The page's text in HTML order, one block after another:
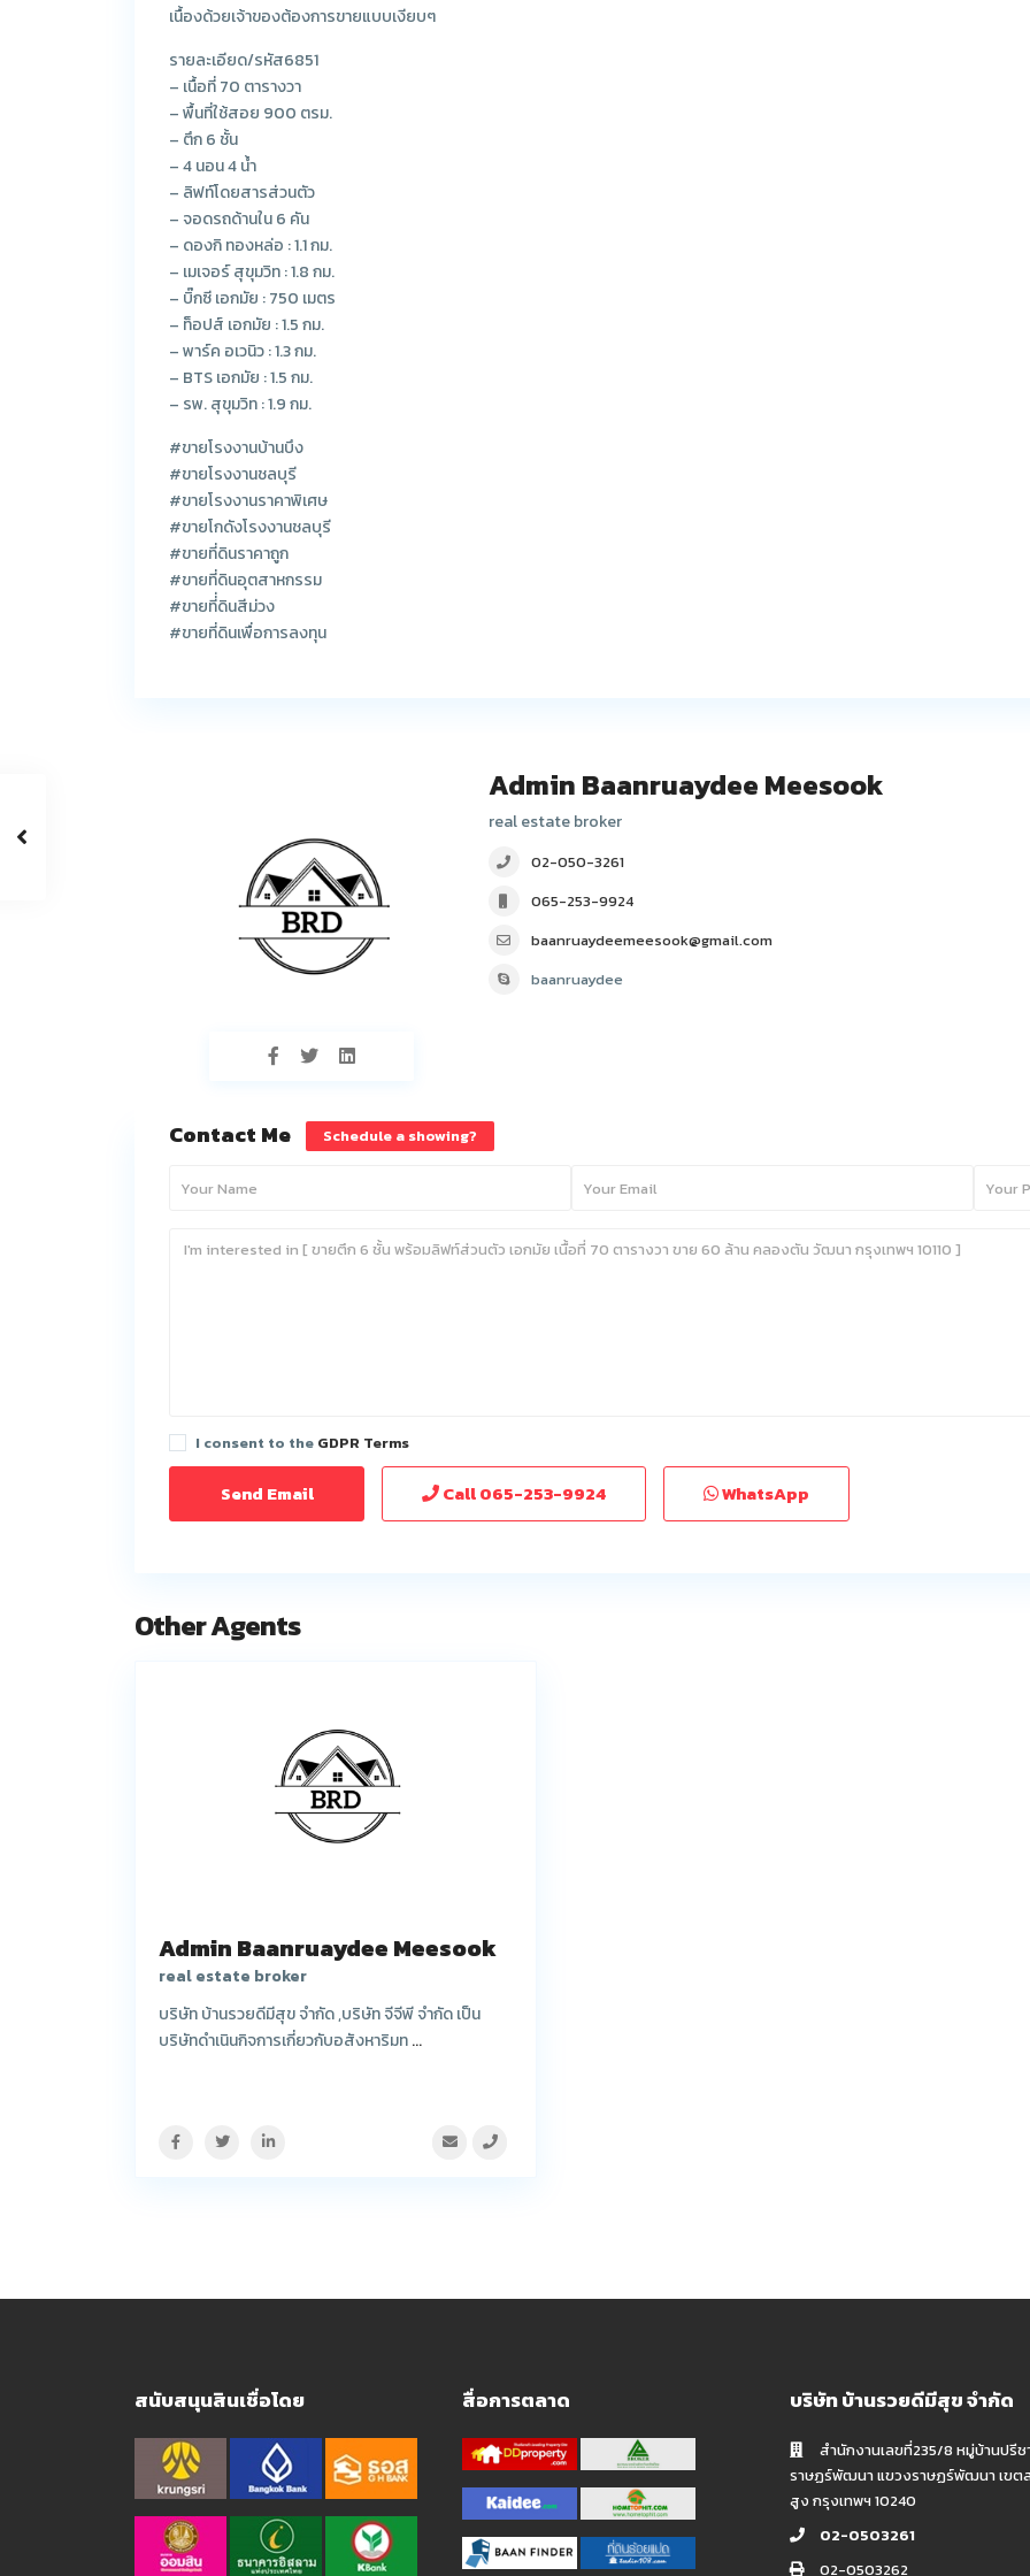
เนื้องด้วยเจ้าของต้องการขายแบบเงียบๆ
รายละเอียด/รหัส6851
– เนื้อที่ 70 ตารางวา
– พื้นที่ใช้สอย 900 ตรม.
– ตึก 6 ชั้น
– 4 นอน 4 น้ำ
– ลิฟท์โดยสารส่วนตัว
– จอดรถด้านใน 6 คัน
– ดองกิ ทองหล่อ : 1.1 กม.
– เมเจอร์ สุขุมวิท : 1.8 กม.
– บิ๊กซี เอกมัย : 750 เมตร
– ท็อปส์ เอกมัย : 1.5 กม.
– พาร์ค อเวนิว : 1.3 กม.
– BTS เอกมัย : 1.5 กม.
– รพ. สุขุมวิท : 1.9 กม.
#ขายโรงงานบ้านบึง
#ขายโรงงานชลบุรี
#ขายโรงงานราคาพิเศษ
#ขายโกดังโรงงานชลบุรี
#ขายที่ดินราคาถูก
#ขายที่ดินอุตสาหกรรม
#ขายที่่ดินสีม่วง
#ขายที่ดินเพื่อการลงทุน
Admin Baanruaydee Meesook
real estate broker
02-050-3261
065-253-9924
baanruaydeemeesook@gmail.com
baanruaydee
Contact Me Schedule a showing?
I consent to the GDPR Terms
Call065-253-9924 WhatsApp
Other Agents
Admin Baanruaydee Meesook
real estate broker
บริษัท บ้านรวยดีมีสุข จำกัด ,บริษัท จีจีพี จำกัด เป็น
บริษัทดำเนินกิจการเกี่ยวกับอสังหาริมท...
สนับสนุนสินเชื่อโดย สื่อการตลาด บริษัท บ้านรวยดีมีสุข จำกัด
สำนักงานเลขที่235/8 หมู่บ้านปรีช
ราษฏร์พัฒนา แขวงราษฏร์พัฒนา เขต
สูง กรุงเทพฯ 10240
02-0503261
02-0503262